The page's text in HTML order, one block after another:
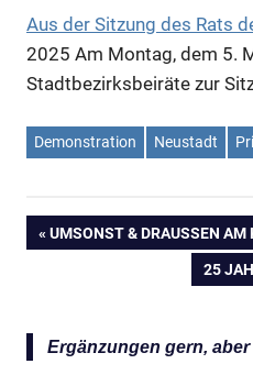
Aus der Sitzung des Rats
2025 Am Montag, dem 5.
Stadtbezirksbeiräte zur
Demonstration Neustadt
VORHERIGER
UMSONST & DRAUSSEN AM
25
Ergänzungen gern,